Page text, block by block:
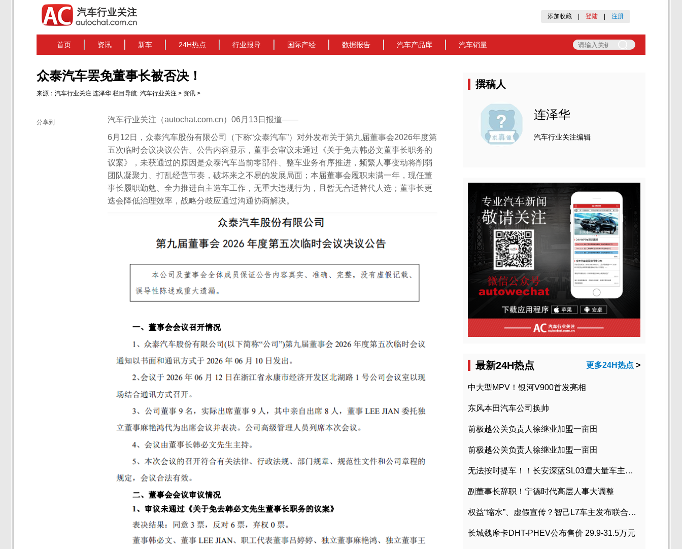
添加收藏 登陆 注册
首页 资讯 新车 24H热点 行业报导 国际产经 数据报告 汽车产品库 汽车销量
众泰汽车罢免董事长被否决！
来源： 汽车行业关注 连泽华 栏目导航: 汽车行业关注 > 资讯 >
分享到 汽车行业关注（autochat.com.cn）06月13日报道——
6月12日，众泰汽车股份有限公司（下称“众泰汽车”）对外发布关于第九届董事会2026年度第
五次临时会议决议公告。公告内容显示，董事会审议未通过《关于免去韩必文董事长职务的
议案》，未获通过的原因是众泰汽车当前零部件、整车业务有序推进，频繁人事变动将削弱
团队凝聚力、打乱经营节奏，破坏来之不易的发展局面；本届董事会履职未满一年，现任董
事长履职勤勉、全力推进自主造车工作，无重大违规行为，且暂无合适替代人选；董事长更
迭会降低治理效率，战略分歧应通过沟通协商解决。
撰稿人
连泽华
汽车行业关注编辑
最新24H热点 更多24H热点 >
中大型MPV！银河V900首发亮相
东风本田汽车公司换帅
前极越公关负责人徐继业加盟一亩田
前极越公关负责人徐继业加盟一亩田
无法按时提车！！长安深蓝SL03遭大量车主投诉
副董事长辞职！宁德时代高层人事大调整
权益“缩水”、虚假宣传？智己L7车主发布联合维权声明
长城魏摩卡DHT-PHEV公布售价 29.9-31.5万元